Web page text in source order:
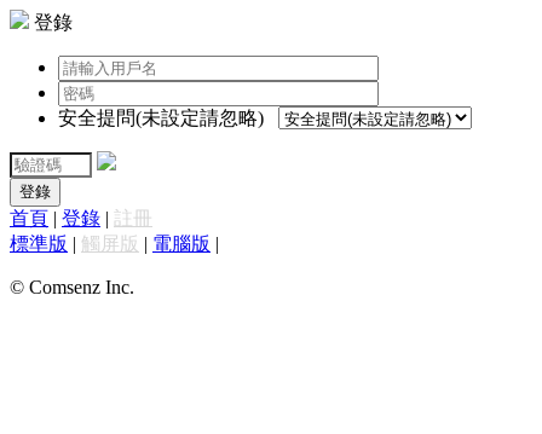
登錄
安全提問(未設定請忽略)
登錄
首頁 | 登錄 | 註冊
標準版 | 觸屏版 | 電腦版 |
© Comsenz Inc.